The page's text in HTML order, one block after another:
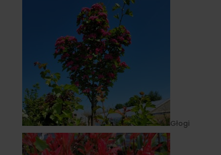
Głogi